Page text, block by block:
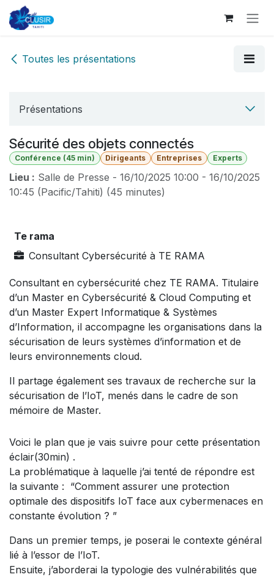
Se rendre au contenu
Toutes les présentations
Présentations
Sécurité des objets connectés
Conférence (45 min) Dirigeants Entreprises Experts
Lieu : Salle de Presse - 16/10/2025 10:00 - 16/10/2025
10:45 (Pacific/Tahiti) (45 minutes)
Te rama
Consultant Cybersécurité à TE RAMA
Consultant en cybersécurité chez TE RAMA. Titulaire
d’un Master en Cybersécurité & Cloud Computing et
d’un Master Expert Informatique & Systèmes
d’Information, il accompagne les organisations dans la
sécurisation de leurs systèmes d’information et de
leurs environnements cloud.
Il partage également ses travaux de recherche sur la
sécurisation de l’IoT, menés dans le cadre de son
mémoire de Master.
Voici le plan que je vais suivre pour cette présentation
éclair(30min) .
La problématique à laquelle j’ai tenté de répondre est
la suivante : “Comment assurer une protection
optimale des dispositifs IoT face aux cybermenaces en
constante évolution ? ”
Dans un premier temps, je poserai le contexte général
lié à l’essor de l’IoT.
Ensuite, j’aborderai la typologie des vulnérabilités que